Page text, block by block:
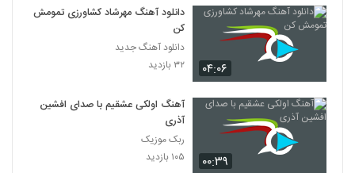
۰۴:۰۶
دانلود آهنگ مهرشاد کشاورزی تمومش
کن
دانلود آهنگ جدید
۳۲ بازدید
۰۰:۳۹
آهنگ اولکی عشقیم با صدای افشین
آذری
ربک موزیک
۱۰۵ بازدید